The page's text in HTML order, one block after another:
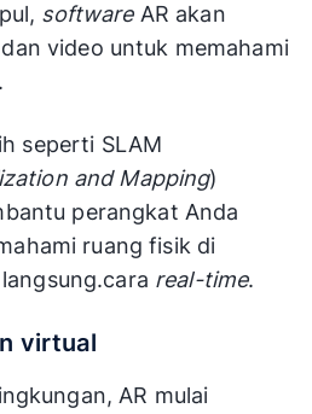
softwareAR akan
video untuk memahami
seperti SLAM
and Mapping)
perangkat Anda
ruang fisik di
real-time.
virtual
AR mulai